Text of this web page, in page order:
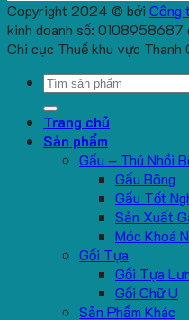
Copyright 2024 © bởi Công
kinh doanh số:
Chi cục Thuế khu vực Thanh
Search
Trang chủ
Sản phẩm
Gấu – Thú Nhồi
Gấu Bông
Gấu Tốt
Sản Xuất
Móc Khoá
Gối Tựa
Gối Tựa
Gối Chữ U
Sản Phẩm Khác